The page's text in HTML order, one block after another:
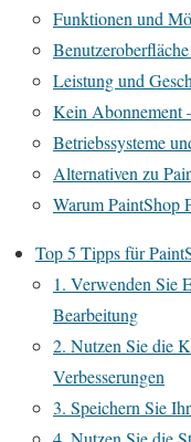
Funktionen und
Leistung und
Kein Abonnement
Betriebssysteme
Alternativen zu
Warum PaintShop
Top 5 Tipps für
1. Verwenden Sie
Bearbeitung
2. Nutzen Sie die
Verbesserungen
3. Speichern Sie